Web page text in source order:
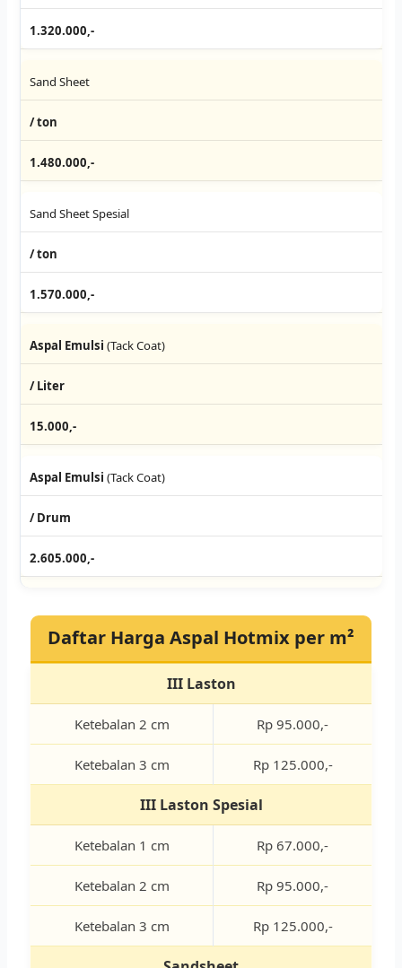
1.320.000,-
Sand Sheet
/ ton
1.480.000,-
Sand Sheet Spesial
/ ton
1.570.000,-
Aspal Emulsi (Tack Coat)
/ Liter
15.000,-
Aspal Emulsi (Tack Coat)
/ Drum
2.605.000,-
Daftar Harga Aspal Hotmix per m²
III Laston
Ketebalan 2 cm Rp 95.000,-
Ketebalan 3 cm Rp 125.000,-
III Laston Spesial
Ketebalan 1 cm Rp 67.000,-
Ketebalan 2 cm Rp 95.000,-
Ketebalan 3 cm Rp 125.000,-